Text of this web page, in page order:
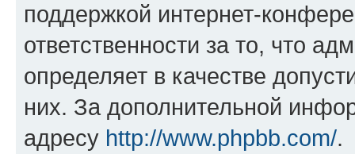
поддержкой интернет-
ответственности за то, что
определяет в качестве
них. За дополнительной
адресу http://www.phpbb.com/.